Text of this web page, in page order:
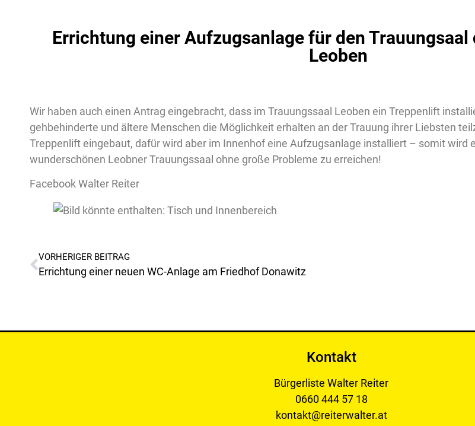
Errichtung einer Aufzugsanlage für den
Leoben
Wir haben auch einen Antrag eingebracht, dass im Trauungssaal Leoben ein Treppenlift
gehbehinderte und ältere Menschen die Möglichkeit erhalten an der Trauung ihrer Liebsten
Treppenlift eingebaut, dafür wird aber im Innenhof eine Aufzugsanlage installiert – somit wird
wunderschönen Leobner Trauungssaal ohne große Probleme zu erreichen!
Facebook Walter Reiter
VORHERIGER BEITRAG
Errichtung einer neuen WC-Anlage am Friedhof Donawitz
Kontakt
Bürgerliste Walter Reiter
0660 444 57 18
kontakt@reiterwalter.at